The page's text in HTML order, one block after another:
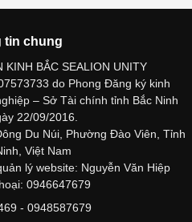
tin chung
KINH BẮC SEALION UNITY
do Phong Đăng ký kinh
– Sở Tài chính tỉnh Bắc Ninh
22/09/2016.
Du Núi, Phường Đào Viên, Tỉnh
Việt Nam
lý website: Nguyễn Văn Hiệp
0946647679
- 0948587679